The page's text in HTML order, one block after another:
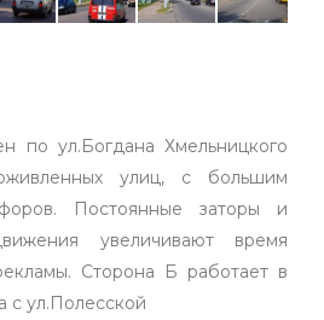
по ул.Богдана Хмельницкого
улиц, с большим
Постоянные заторы и
увеличивают время
Сторона Б работает в
с ул.Полесской